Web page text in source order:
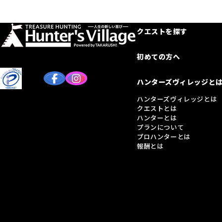
クエストを探す
初めての方へ
ハンターズヴィレッジと
ハンターズヴィレッジとは
クエストとは
ハンターとは
プランについて
プロハンターとは
報酬とは